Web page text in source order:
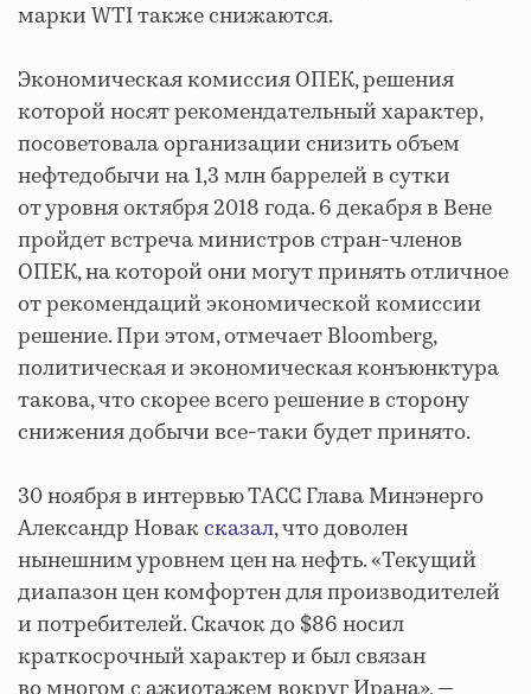
марки WTI также снижаются.
Экономическая комиссия ОПЕК, решения
которой носят рекомендательный характер,
посоветовала организации снизить объем
нефтедобычи на 1,3 млн баррелей в сутки
от уровня октября 2018 года. 6 декабря в Вене
пройдет встреча министров стран-членов
ОПЕК, на которой они могут принять отличное
от рекомендаций экономической комиссии
решение. При этом, отмечает Bloomberg,
политическая и экономическая конъюнктура
такова, что скорее всего решение в сторону
снижения добычи все-таки будет принято.
30 ноября в интервью ТАСС Глава Минэнерго
Александр Новаксказал, что доволен
нынешним уровнем цен на нефть. «Текущий
диапазон цен комфортен для производителей
и потребителей. Скачок до $86 носил
краткосрочный характер и был связан